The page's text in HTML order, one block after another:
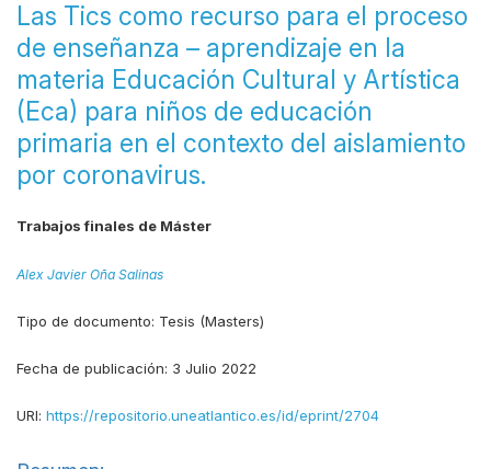
Las Tics como recurso para el proceso
de enseñanza – aprendizaje en la
materia Educación Cultural y Artística
(Eca) para niños de educación
primaria en el contexto del aislamiento
por coronavirus.
Trabajos finales de Máster
Alex Javier Oña Salinas
Tipo de documento: Tesis (Masters)
Fecha de publicación: 3 Julio 2022
URI: https://repositorio.uneatlantico.es/id/eprint/2704